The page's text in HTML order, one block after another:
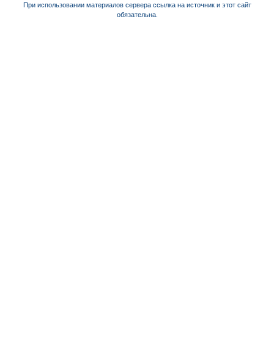
При использовании материалов сервера ссылка на источник и этот сайт
обязательна.